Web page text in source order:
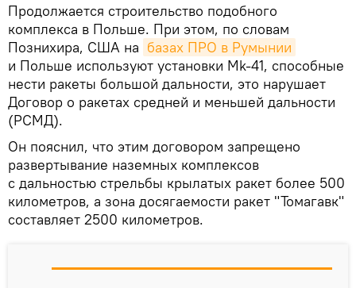
Продолжается строительство подобного
комплекса в Польше. При этом, по словам
Познихира, США на базах ПРО в Румынии
и Польше используют установки Mk-41, способные
нести ракеты большой дальности, это нарушает
Договор о ракетах средней и меньшей дальности
(РСМД).
Он пояснил, что этим договором запрещено
развертывание наземных комплексов
с дальностью стрельбы крылатых ракет более 500
километров, а зона досягаемости ракет "Томагавк"
составляет 2500 километров.